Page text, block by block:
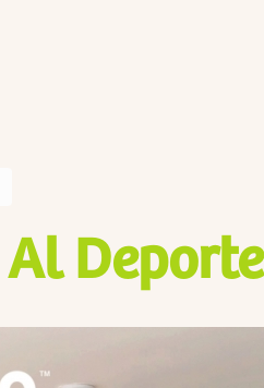
Deporte